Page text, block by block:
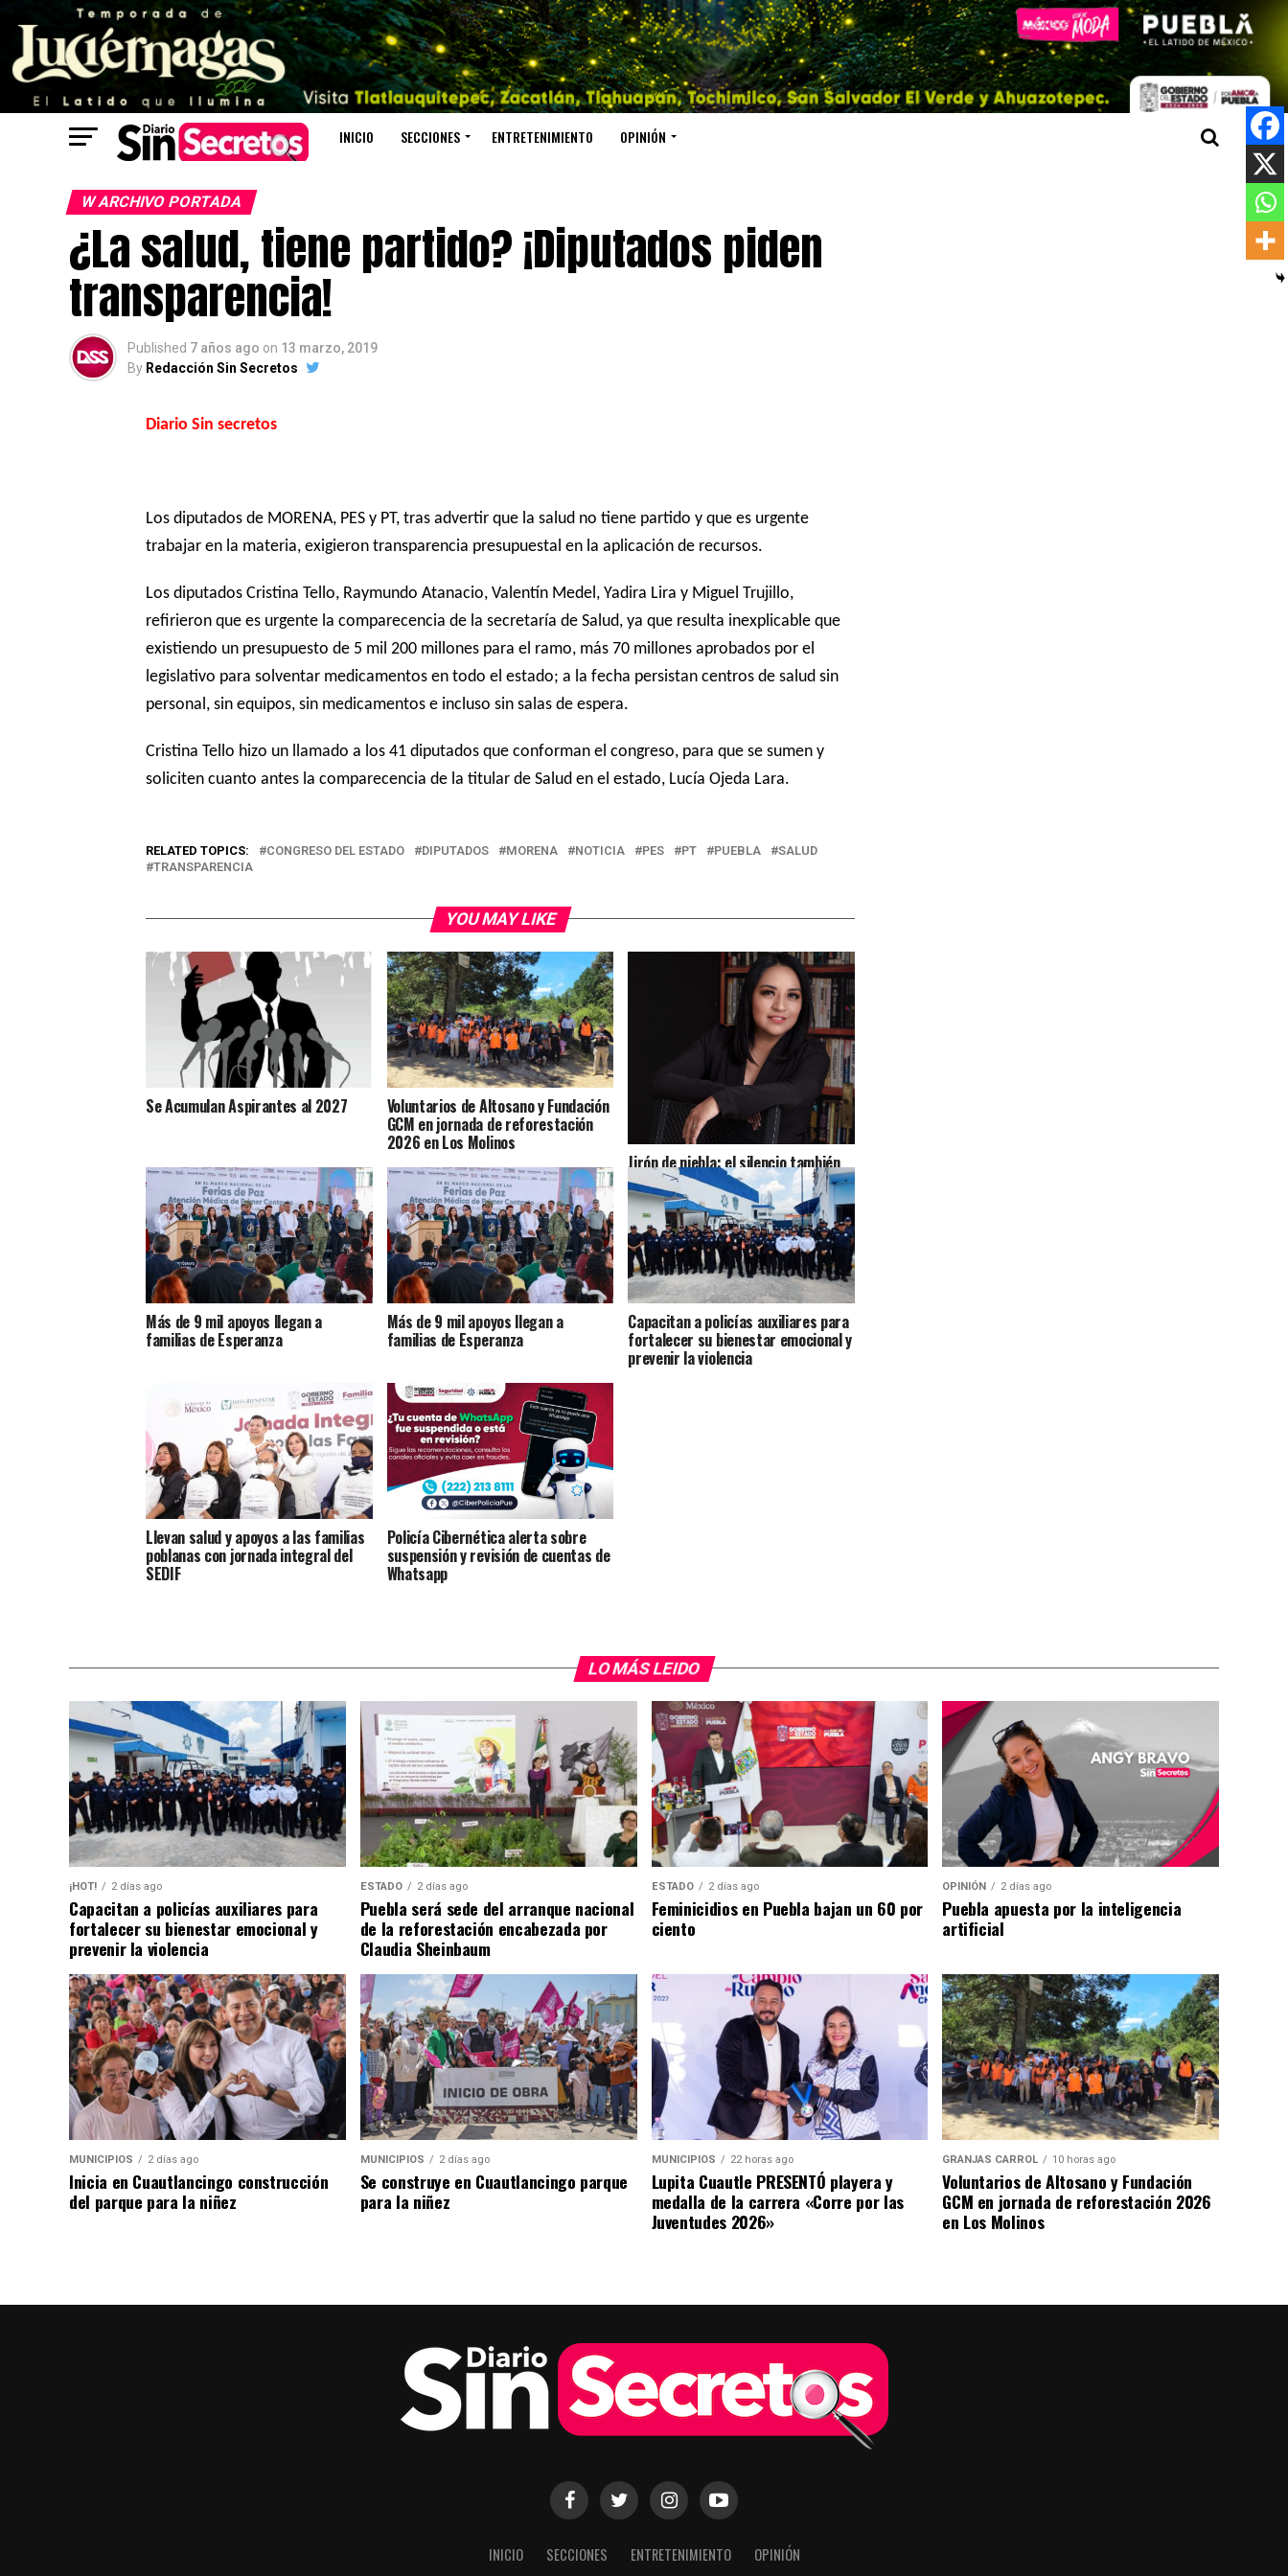
INICIO SECCIONES ENTRETENIMIENTO OPINIÓN
W ARCHIVO PORTADA
¿La salud, tiene partido? ¡Diputados piden
transparencia!
Published 7 años ago on 13 marzo, 2019
By Redacción Sin Secretos
Diario Sin secretos
Los diputados de MORENA, PES y PT, tras advertir que la salud no tiene partido y que es urgente
trabajar en la materia, exigieron transparencia presupuestal en la aplicación de recursos.
Los diputados Cristina Tello, Raymundo Atanacio, Valentín Medel, Yadira Lira y Miguel Trujillo,
refirieron que es urgente la comparecencia de la secretaría de Salud, ya que resulta inexplicable que
existiendo un presupuesto de 5 mil 200 millones para el ramo, más 70 millones aprobados por el
legislativo para solventar medicamentos en todo el estado; a la fecha persistan centros de salud sin
personal, sin equipos, sin medicamentos e incluso sin salas de espera.
Cristina Tello hizo un llamado a los 41 diputados que conforman el congreso, para que se sumen y
soliciten cuanto antes la comparecencia de la titular de Salud en el estado, Lucía Ojeda Lara.
RELATED TOPICS: CONGRESO DEL ESTADO DIPUTADOS MORENA NOTICIA PES PT PUEBLA
SALUD
TRANSPARENCIA
YOU MAY LIKE
Se Acumulan Aspirantes al 2027 Voluntarios de Altosano y Fundación
GCM en jornada de reforestación
2026 en Los Molinos
Jirón de niebla: el silencio también
cuenta historias
Más de 9 mil apoyos llegan a
familias de Esperanza
Más de 9 mil apoyos llegan a
familias de Esperanza
Capacitan a policías auxiliares para
fortalecer su bienestar emocional y
prevenir la violencia
Llevan salud y apoyos a las familias
poblanas con jornada integral del
SEDIF
Policía Cibernética alerta sobre
suspensión y revisión de cuentas de
Whatsapp
LO MÁS LEIDO
¡HOT! 2 días ago
Capacitan a policías auxiliares para
fortalecer su bienestar emocional y
prevenir la violencia
ESTADO 2 días ago
Puebla será sede del arranque nacional
de la reforestación encabezada por
Claudia Sheinbaum
ESTADO 2 días ago
Feminicidios en Puebla bajan un 60 por
ciento
OPINIÓN 2 días ago
Puebla apuesta por la inteligencia
artificial
MUNICIPIOS 2 días ago
Inicia en Cuautlancingo construcción
del parque para la niñez
MUNICIPIOS 2 días ago
Se construye en Cuautlancingo parque
para la niñez
MUNICIPIOS 22 horas ago
Lupita Cuautle PRESENTÓ playera y
medalla de la carrera «Corre por las
Juventudes 2026»
GRANJAS CARROL 10 horas ago
Voluntarios de Altosano y Fundación
GCM en jornada de reforestación 2026
en Los Molinos
INICIO SECCIONES ENTRETENIMIENTO OPINIÓN